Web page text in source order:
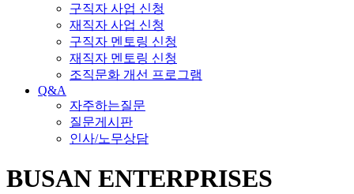
구직자 사업 신청
재직자 사업 신청
구직자 멘토링 신청
재직자 멘토링 신청
조직문화 개선 프로그램
Q&A
자주하는질문
질문게시판
인사/노무상담
BUSAN ENTERPRISES